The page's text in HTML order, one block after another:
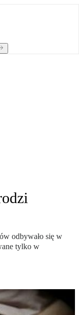
odbywało się w
tylko w